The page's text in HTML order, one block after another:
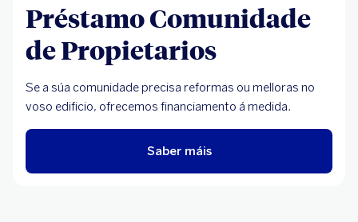
Préstamo Comunidade
de Propietarios
Se a súa comunidade precisa reformas ou melloras no
voso edificio, ofrecemos financiamento á medida.
Saber máis